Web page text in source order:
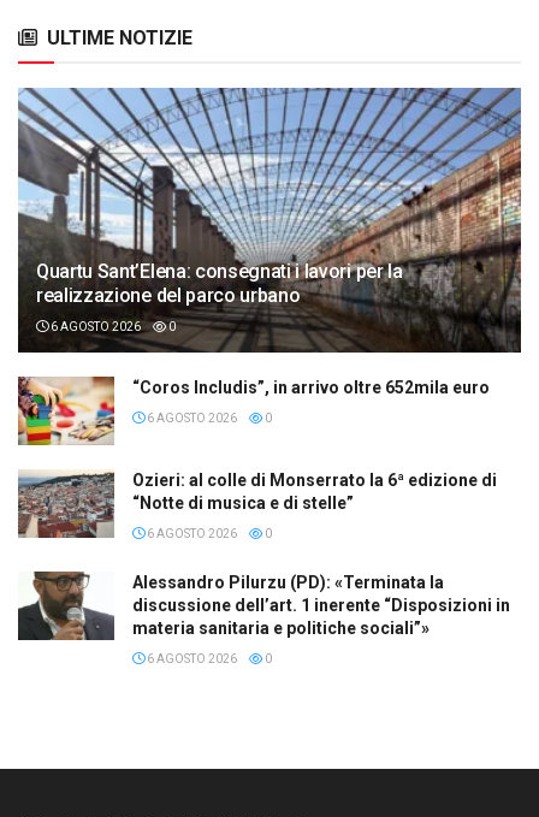
ULTIME NOTIZIE
Quartu Sant’Elena: consegnati i lavori per la
realizzazione del parco urbano
6 AGOSTO 2026 0
“Coros Includis”, in arrivo oltre 652mila euro
6 AGOSTO 2026 0
Ozieri: al colle di Monserrato la 6ª edizione di
“Notte di musica e di stelle”
6 AGOSTO 2026 0
Alessandro Pilurzu (PD): «Terminata la
discussione dell’art. 1 inerente “Disposizioni in
materia sanitaria e politiche sociali”»
6 AGOSTO 2026 0